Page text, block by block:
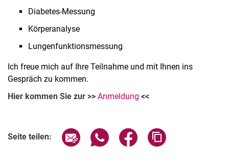
Diabetes-Messung
Körperanalyse
Lungenfunktionsmessung
Ich freue mich auf Ihre Teilnahme und mit Ihnen ins
Gespräch zu kommen.
Hier kommen Sie zur >> Anmeldung <<
Seite teilen: Seite über E-Mail teilen
Seite über WhatsApp teilen
Seite über Facebook